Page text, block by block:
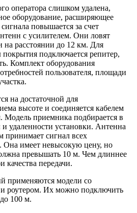
оператора слишком удалена,
оборудование, расширяющее
повышается за счет
с усилителем. Они ловят
на расстоянии до 12 км. Для
подключается репитер,
Комплект оборудования
пользователя, площади
на достаточной для
высоте и соединяется кабелем
Модель приемника подбирается в
удаленности установки. Антенна
принимает сигнал всех
Она имеет невысокую цену, но
превышать 10 м. Чем длиннее
качества передачи.
применяются модели со
роутером. Их можно подключить
100 м.